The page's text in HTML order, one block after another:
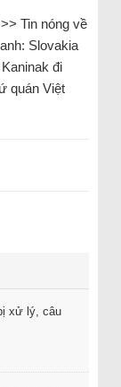
Tin nóng về
Slovakia
đi
quán Việt
xử lý, câu